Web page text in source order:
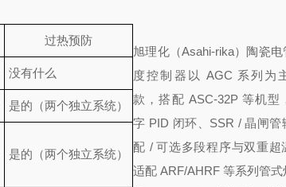
过热预防
没有什么
是的（两个独立系统）
是的（两个独立系统）
旭理化（Asahi-rika）陶瓷
度控制器以 AGC 系列为
款，搭配 ASC-32P 等机型
字 PID 闭环、SSR / 晶闸管
配 / 可选多段程序与双重超
适配 ARF/AHRF 等系列管